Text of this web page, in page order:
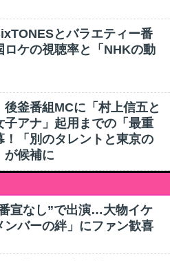
とバラエティー番
ロケの視聴率と「NHKの動
後釜番組MCに「村上信五と
子アナ」起用までの「最重
！「別のタレントと東京の
が候補に
宣なし”で出演…大物イケ
バーの絆」にファン歓喜